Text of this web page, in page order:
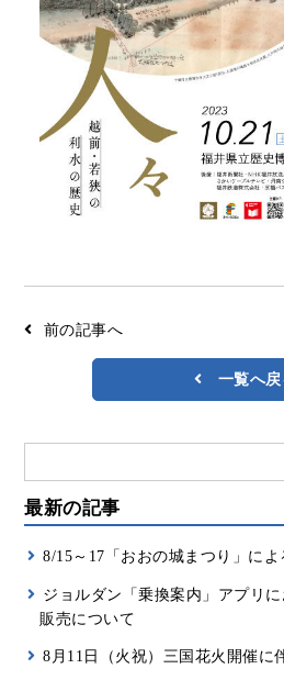
前の記事へ
一覧へ戻
最新の記事
8/15～17「おおの城まつり」に
ジョルダン「乗換案内」アプリ
販売について
8月11日（火祝）三国花火開催に